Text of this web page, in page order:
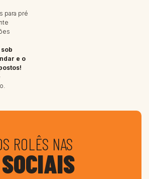
para pré
e o
ROLÊS NAS